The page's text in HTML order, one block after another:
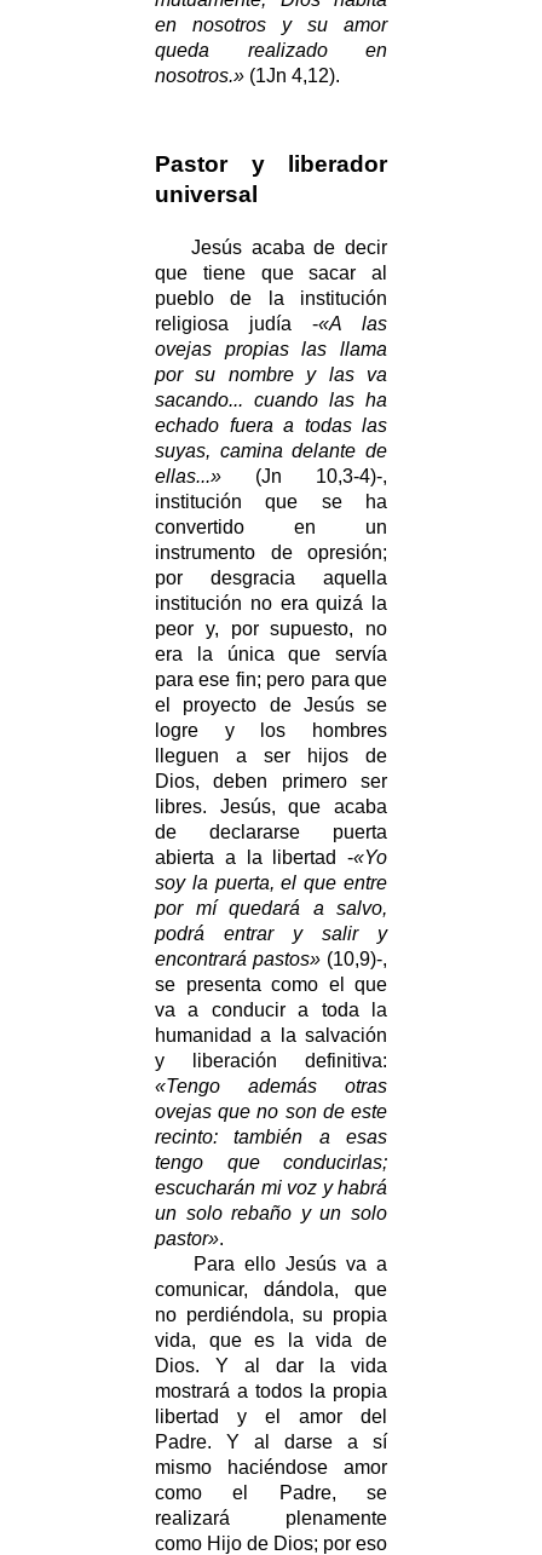
en nosotros y su amor
queda realizado en
nosotros.» (1Jn 4,12).
Pastor y liberador
universal
Jesús acaba de decir
que tiene que sacar al
pueblo de la institución
religiosa judía -«A las
ovejas propias las llama
por su nombre y las va
sacando... cuando las ha
echado fuera a todas las
suyas, camina delante de
ellas...» (Jn 10,3-4)-,
institución que se ha
convertido en un
instrumento de opresión;
por desgracia aquella
institución no era quizá la
peor y, por supuesto, no
era la única que servía
para ese fin; pero para que
el proyecto de Jesús se
logre y los hombres
lleguen a ser hijos de
Dios, deben primero ser
libres. Jesús, que acaba
de declararse puerta
abierta a la libertad -«Yo
soy la puerta, el que entre
por mí quedará a salvo,
podrá entrar y salir y
encontrará pastos» (10,9)-,
se presenta como el que
va a conducir a toda la
humanidad a la salvación
y liberación definitiva:
«Tengo además otras
ovejas que no son de este
recinto: también a esas
tengo que conducirlas;
escucharán mi voz y habrá
un solo rebaño y un solo
pastor».
Para ello Jesús va a
comunicar, dándola, que
no perdiéndola, su propia
vida, que es la vida de
Dios. Y al dar la vida
mostrará a todos la propia
libertad y el amor del
Padre. Y al darse a sí
mismo haciéndose amor
como el Padre, se
realizará plenamente
como Hijo de Dios; por eso